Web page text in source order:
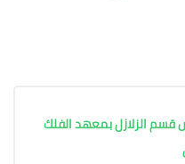
قسم الزلازل بمعهد الفلك